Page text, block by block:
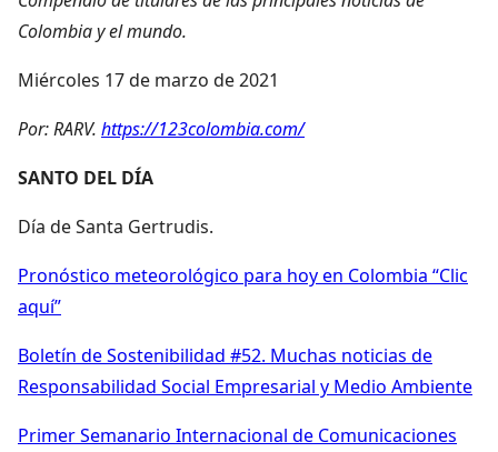
Colombia y el mundo.
Miércoles 17 de marzo de 2021
Por: RARV. https://123colombia.com/
SANTO DEL DÍA
Día de Santa Gertrudis.
Pronóstico meteorológico para hoy en Colombia “Clic
aquí”
Boletín de Sostenibilidad #52. Muchas noticias de
Responsabilidad Social Empresarial y Medio Ambiente
Primer Semanario Internacional de Comunicaciones